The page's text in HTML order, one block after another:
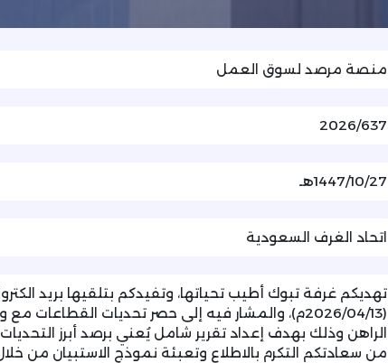
منصة مرصد لسوق العمل
2026/637
1447/10/27هـ
اتحاد الغرف السعودية
تهديكم غرفة تبوك أطيب تحياتها، وتفيدكم بتلقيها بريد
(2026/04/13م)، والمشار فيه إلى حصر تحديات
الراهن وذلك بهدف إعداد تقرير شامل يُعني برصد أبرز
من سعادتكم التكرم بالاطلاع وتعبئة نموذج الاستبيان من